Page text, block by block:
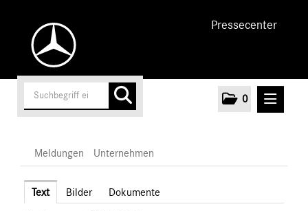
Pressecenter
0
Unternehmen
Meldungen Unternehmen
Text Bilder Dokumente